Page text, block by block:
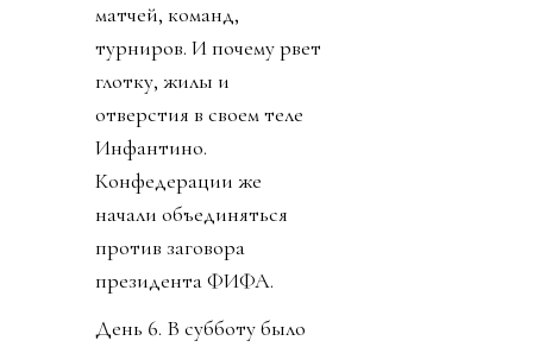
матчей, команд,
турниров. И почему рвет
глотку, жилы и
отверстия в своем теле
Инфантино.
Конфедерации же
начали объединяться
против заговора
президента ФИФА.
День 6. В субботу было